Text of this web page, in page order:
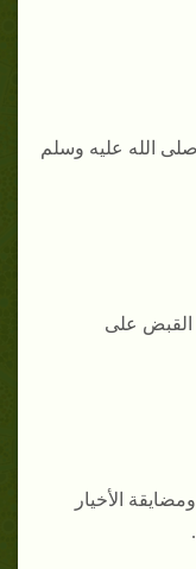
الله عليه وسلم
القبض على
الأخيار